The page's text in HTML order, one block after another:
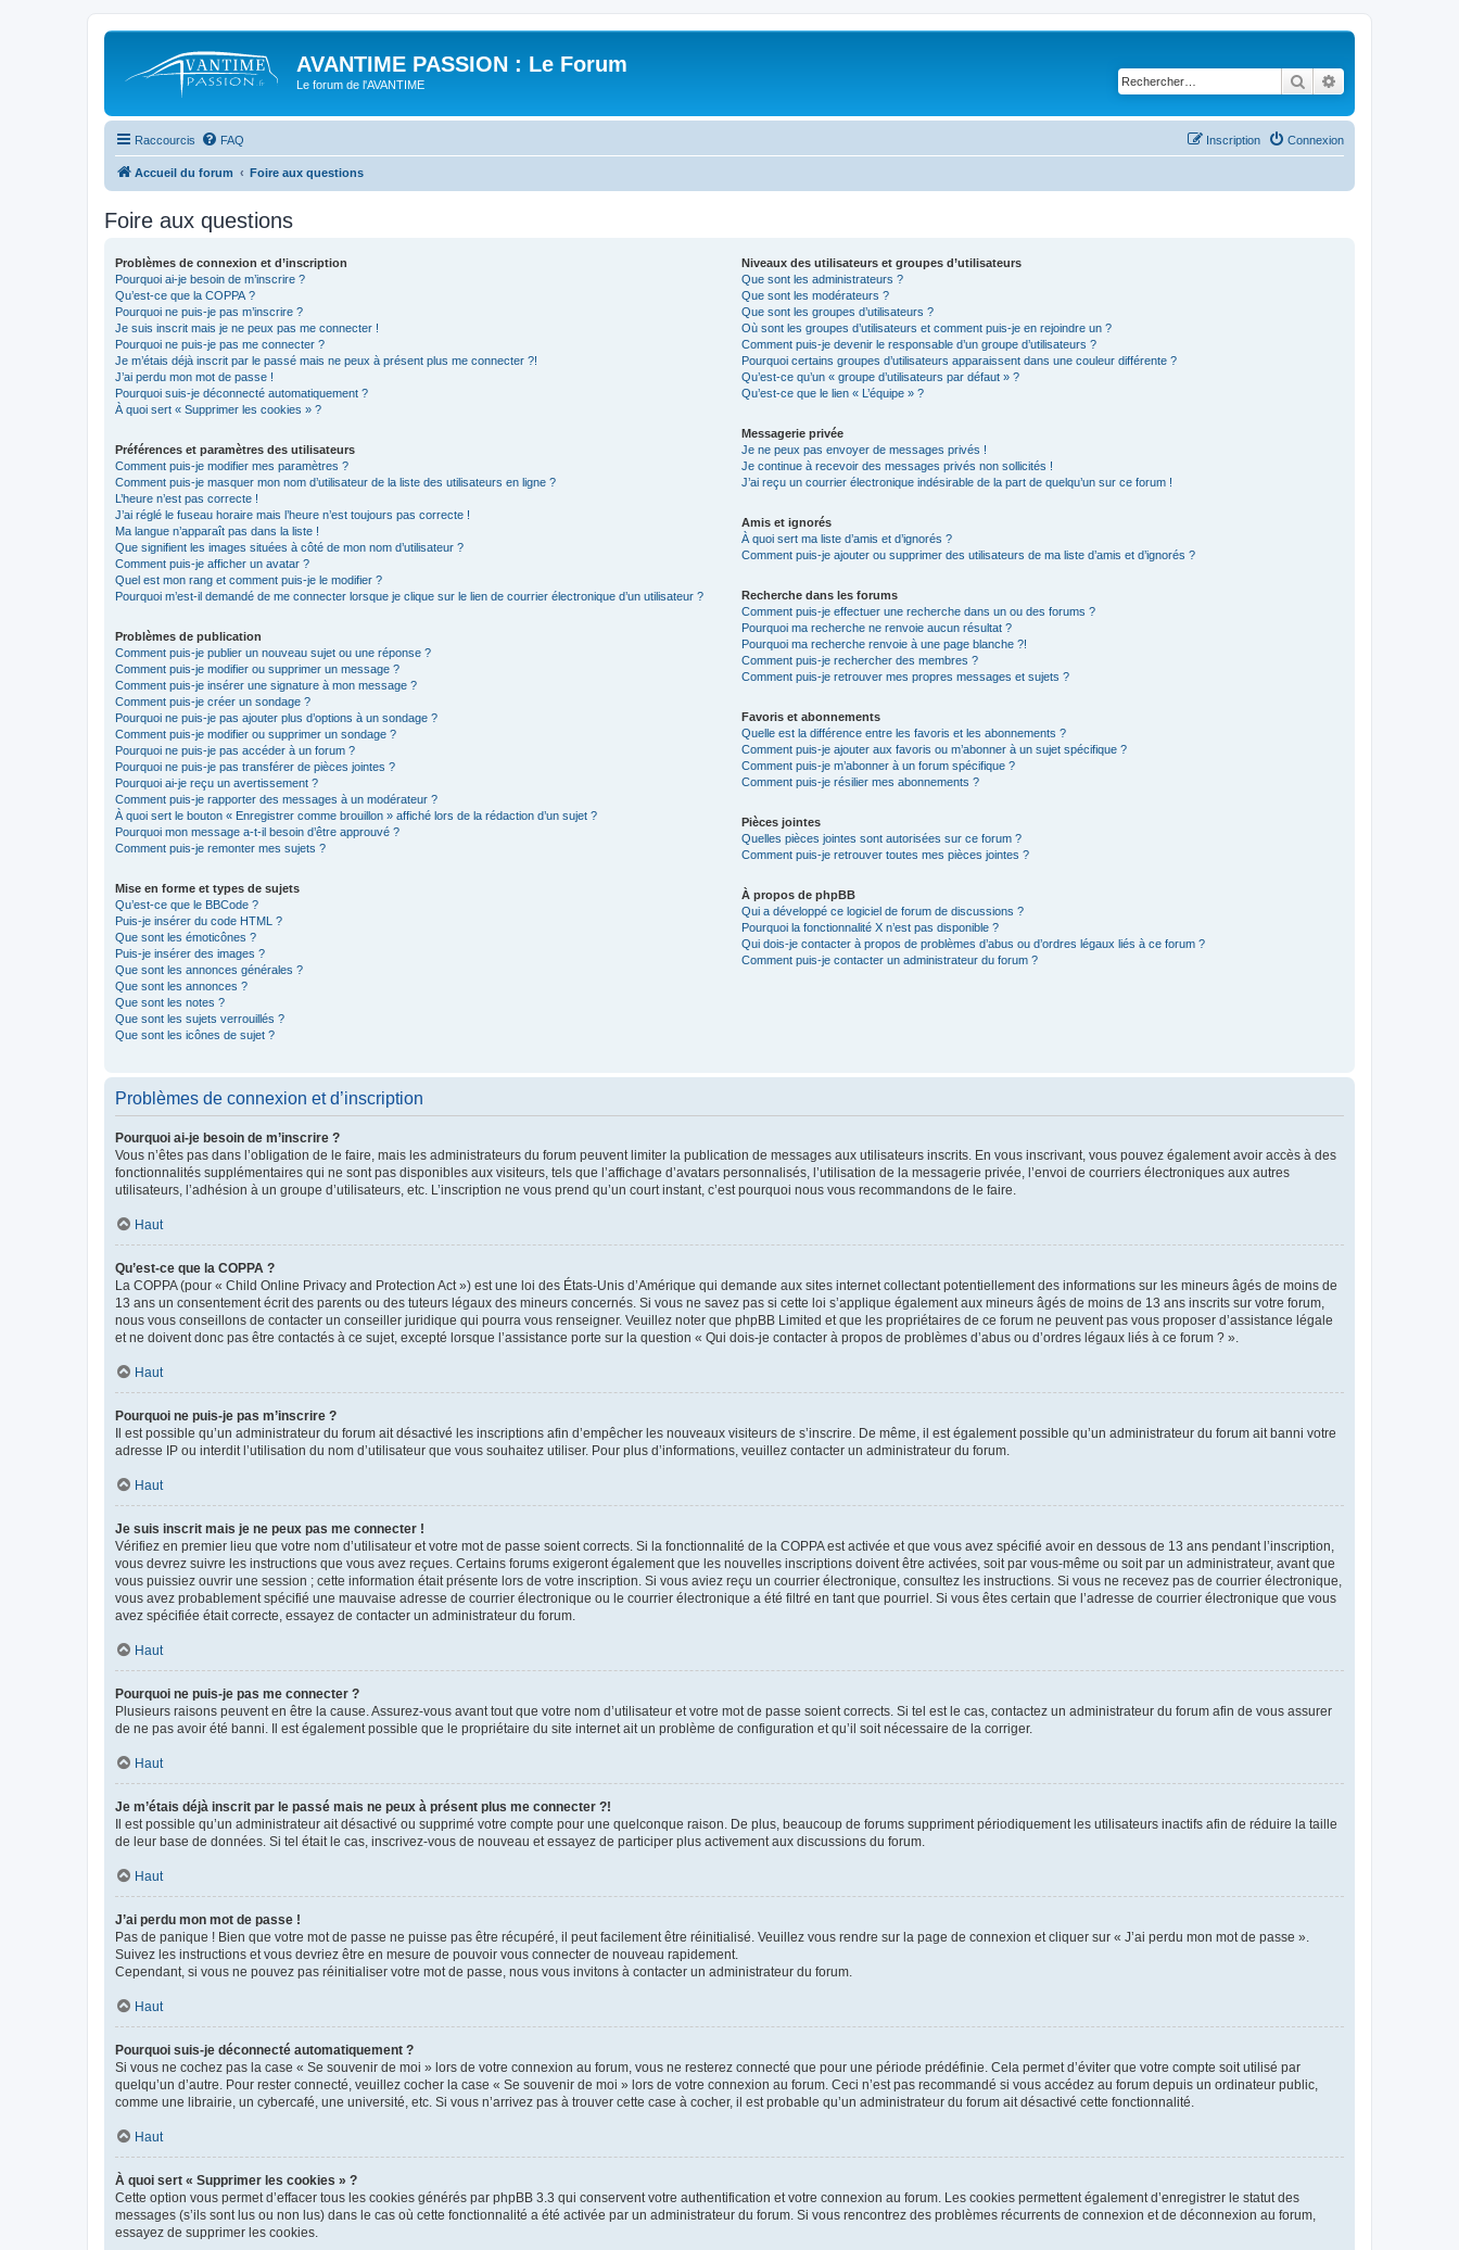
AVANTIME PASSION : Le Forum
Le forum de l'AVANTIME Rechercher
Raccourcis FAQ Connexion
Inscription
Accueil du forum Foire aux questions
Foire aux questions
Problèmes de connexion et d’inscription
Pourquoi ai-je besoin de m’inscrire ?
Qu’est-ce que la COPPA ?
Pourquoi ne puis-je pas m’inscrire ?
Je suis inscrit mais je ne peux pas me connecter !
Pourquoi ne puis-je pas me connecter ?
Je m’étais déjà inscrit par le passé mais ne peux à présent plus me connecter ?!
J’ai perdu mon mot de passe !
Pourquoi suis-je déconnecté automatiquement ?
À quoi sert « Supprimer les cookies » ?
Préférences et paramètres des utilisateurs
Comment puis-je modifier mes paramètres ?
Comment puis-je masquer mon nom d’utilisateur de la liste des utilisateurs en ligne ?
L’heure n’est pas correcte !
J’ai réglé le fuseau horaire mais l’heure n’est toujours pas correcte !
Ma langue n’apparaît pas dans la liste !
Que signifient les images situées à côté de mon nom d’utilisateur ?
Comment puis-je afficher un avatar ?
Quel est mon rang et comment puis-je le modifier ?
Pourquoi m’est-il demandé de me connecter lorsque je clique sur le lien de courrier électronique d’un utilisateur ?
Problèmes de publication
Comment puis-je publier un nouveau sujet ou une réponse ?
Comment puis-je modifier ou supprimer un message ?
Comment puis-je insérer une signature à mon message ?
Comment puis-je créer un sondage ?
Pourquoi ne puis-je pas ajouter plus d’options à un sondage ?
Comment puis-je modifier ou supprimer un sondage ?
Pourquoi ne puis-je pas accéder à un forum ?
Pourquoi ne puis-je pas transférer de pièces jointes ?
Pourquoi ai-je reçu un avertissement ?
Comment puis-je rapporter des messages à un modérateur ?
À quoi sert le bouton « Enregistrer comme brouillon » affiché lors de la rédaction d’un sujet ?
Pourquoi mon message a-t-il besoin d’être approuvé ?
Comment puis-je remonter mes sujets ?
Mise en forme et types de sujets
Qu’est-ce que le BBCode ?
Puis-je insérer du code HTML ?
Que sont les émoticônes ?
Puis-je insérer des images ?
Que sont les annonces générales ?
Que sont les annonces ?
Que sont les notes ?
Que sont les sujets verrouillés ?
Que sont les icônes de sujet ?
Niveaux des utilisateurs et groupes d’utilisateurs
Que sont les administrateurs ?
Que sont les modérateurs ?
Que sont les groupes d’utilisateurs ?
Où sont les groupes d’utilisateurs et comment puis-je en rejoindre un ?
Comment puis-je devenir le responsable d’un groupe d’utilisateurs ?
Pourquoi certains groupes d’utilisateurs apparaissent dans une couleur différente ?
Qu’est-ce qu’un « groupe d’utilisateurs par défaut » ?
Qu’est-ce que le lien « L’équipe » ?
Messagerie privée
Je ne peux pas envoyer de messages privés !
Je continue à recevoir des messages privés non sollicités !
J’ai reçu un courrier électronique indésirable de la part de quelqu’un sur ce forum !
Amis et ignorés
À quoi sert ma liste d’amis et d’ignorés ?
Comment puis-je ajouter ou supprimer des utilisateurs de ma liste d’amis et d’ignorés ?
Recherche dans les forums
Comment puis-je effectuer une recherche dans un ou des forums ?
Pourquoi ma recherche ne renvoie aucun résultat ?
Pourquoi ma recherche renvoie à une page blanche ?!
Comment puis-je rechercher des membres ?
Comment puis-je retrouver mes propres messages et sujets ?
Favoris et abonnements
Quelle est la différence entre les favoris et les abonnements ?
Comment puis-je ajouter aux favoris ou m’abonner à un sujet spécifique ?
Comment puis-je m’abonner à un forum spécifique ?
Comment puis-je résilier mes abonnements ?
Pièces jointes
Quelles pièces jointes sont autorisées sur ce forum ?
Comment puis-je retrouver toutes mes pièces jointes ?
À propos de phpBB
Qui a développé ce logiciel de forum de discussions ?
Pourquoi la fonctionnalité X n’est pas disponible ?
Qui dois-je contacter à propos de problèmes d’abus ou d’ordres légaux liés à ce forum ?
Comment puis-je contacter un administrateur du forum ?
Problèmes de connexion et d’inscription
Pourquoi ai-je besoin de m’inscrire ?
Vous n’êtes pas dans l’obligation de le faire, mais les administrateurs du forum peuvent limiter la publication de messages aux utilisateurs inscrits. En vous inscrivant, vous pouvez également avoir accès à des
fonctionnalités supplémentaires qui ne sont pas disponibles aux visiteurs, tels que l’affichage d’avatars personnalisés, l’utilisation de la messagerie privée, l’envoi de courriers électroniques aux autres
utilisateurs, l’adhésion à un groupe d’utilisateurs, etc. L’inscription ne vous prend qu’un court instant, c’est pourquoi nous vous recommandons de le faire.
Haut
Qu’est-ce que la COPPA ?
La COPPA (pour « Child Online Privacy and Protection Act ») est une loi des États-Unis d’Amérique qui demande aux sites internet collectant potentiellement des informations sur les mineurs âgés de moins de
13 ans un consentement écrit des parents ou des tuteurs légaux des mineurs concernés. Si vous ne savez pas si cette loi s’applique également aux mineurs âgés de moins de 13 ans inscrits sur votre forum,
nous vous conseillons de contacter un conseiller juridique qui pourra vous renseigner. Veuillez noter que phpBB Limited et que les propriétaires de ce forum ne peuvent pas vous proposer d’assistance légale
et ne doivent donc pas être contactés à ce sujet, excepté lorsque l’assistance porte sur la question « Qui dois-je contacter à propos de problèmes d’abus ou d’ordres légaux liés à ce forum ? ».
Haut
Pourquoi ne puis-je pas m’inscrire ?
Il est possible qu’un administrateur du forum ait désactivé les inscriptions afin d’empêcher les nouveaux visiteurs de s’inscrire. De même, il est également possible qu’un administrateur du forum ait banni votre
adresse IP ou interdit l’utilisation du nom d’utilisateur que vous souhaitez utiliser. Pour plus d’informations, veuillez contacter un administrateur du forum.
Haut
Je suis inscrit mais je ne peux pas me connecter !
Vérifiez en premier lieu que votre nom d’utilisateur et votre mot de passe soient corrects. Si la fonctionnalité de la COPPA est activée et que vous avez spécifié avoir en dessous de 13 ans pendant l’inscription,
vous devrez suivre les instructions que vous avez reçues. Certains forums exigeront également que les nouvelles inscriptions doivent être activées, soit par vous-même ou soit par un administrateur, avant que
vous puissiez ouvrir une session ; cette information était présente lors de votre inscription. Si vous aviez reçu un courrier électronique, consultez les instructions. Si vous ne recevez pas de courrier électronique,
vous avez probablement spécifié une mauvaise adresse de courrier électronique ou le courrier électronique a été filtré en tant que pourriel. Si vous êtes certain que l’adresse de courrier électronique que vous
avez spécifiée était correcte, essayez de contacter un administrateur du forum.
Haut
Pourquoi ne puis-je pas me connecter ?
Plusieurs raisons peuvent en être la cause. Assurez-vous avant tout que votre nom d’utilisateur et votre mot de passe soient corrects. Si tel est le cas, contactez un administrateur du forum afin de vous assurer
de ne pas avoir été banni. Il est également possible que le propriétaire du site internet ait un problème de configuration et qu’il soit nécessaire de la corriger.
Haut
Je m’étais déjà inscrit par le passé mais ne peux à présent plus me connecter ?!
Il est possible qu’un administrateur ait désactivé ou supprimé votre compte pour une quelconque raison. De plus, beaucoup de forums suppriment périodiquement les utilisateurs inactifs afin de réduire la taille
de leur base de données. Si tel était le cas, inscrivez-vous de nouveau et essayez de participer plus activement aux discussions du forum.
Haut
J’ai perdu mon mot de passe !
Pas de panique ! Bien que votre mot de passe ne puisse pas être récupéré, il peut facilement être réinitialisé. Veuillez vous rendre sur la page de connexion et cliquer sur « J’ai perdu mon mot de passe ».
Suivez les instructions et vous devriez être en mesure de pouvoir vous connecter de nouveau rapidement.
Cependant, si vous ne pouvez pas réinitialiser votre mot de passe, nous vous invitons à contacter un administrateur du forum.
Haut
Pourquoi suis-je déconnecté automatiquement ?
Si vous ne cochez pas la case « Se souvenir de moi » lors de votre connexion au forum, vous ne resterez connecté que pour une période prédéfinie. Cela permet d’éviter que votre compte soit utilisé par
quelqu’un d’autre. Pour rester connecté, veuillez cocher la case « Se souvenir de moi » lors de votre connexion au forum. Ceci n’est pas recommandé si vous accédez au forum depuis un ordinateur public,
comme une librairie, un cybercafé, une université, etc. Si vous n’arrivez pas à trouver cette case à cocher, il est probable qu’un administrateur du forum ait désactivé cette fonctionnalité.
Haut
À quoi sert « Supprimer les cookies » ?
Cette option vous permet d’effacer tous les cookies générés par phpBB 3.3 qui conservent votre authentification et votre connexion au forum. Les cookies permettent également d’enregistrer le statut des
messages (s’ils sont lus ou non lus) dans le cas où cette fonctionnalité a été activée par un administrateur du forum. Si vous rencontrez des problèmes récurrents de connexion et de déconnexion au forum,
essayez de supprimer les cookies.